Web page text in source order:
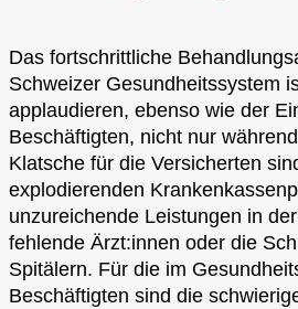
Das fortschrittliche
Schweizer Gesundheitssystem
applaudieren, ebenso wie der
Beschäftigten, nicht nur
Klatsche für die Versicherten
explodierenden
unzureichende Leistungen in
fehlende Ärzt:innen oder die
Spitälern. Für die im
Beschäftigten sind die